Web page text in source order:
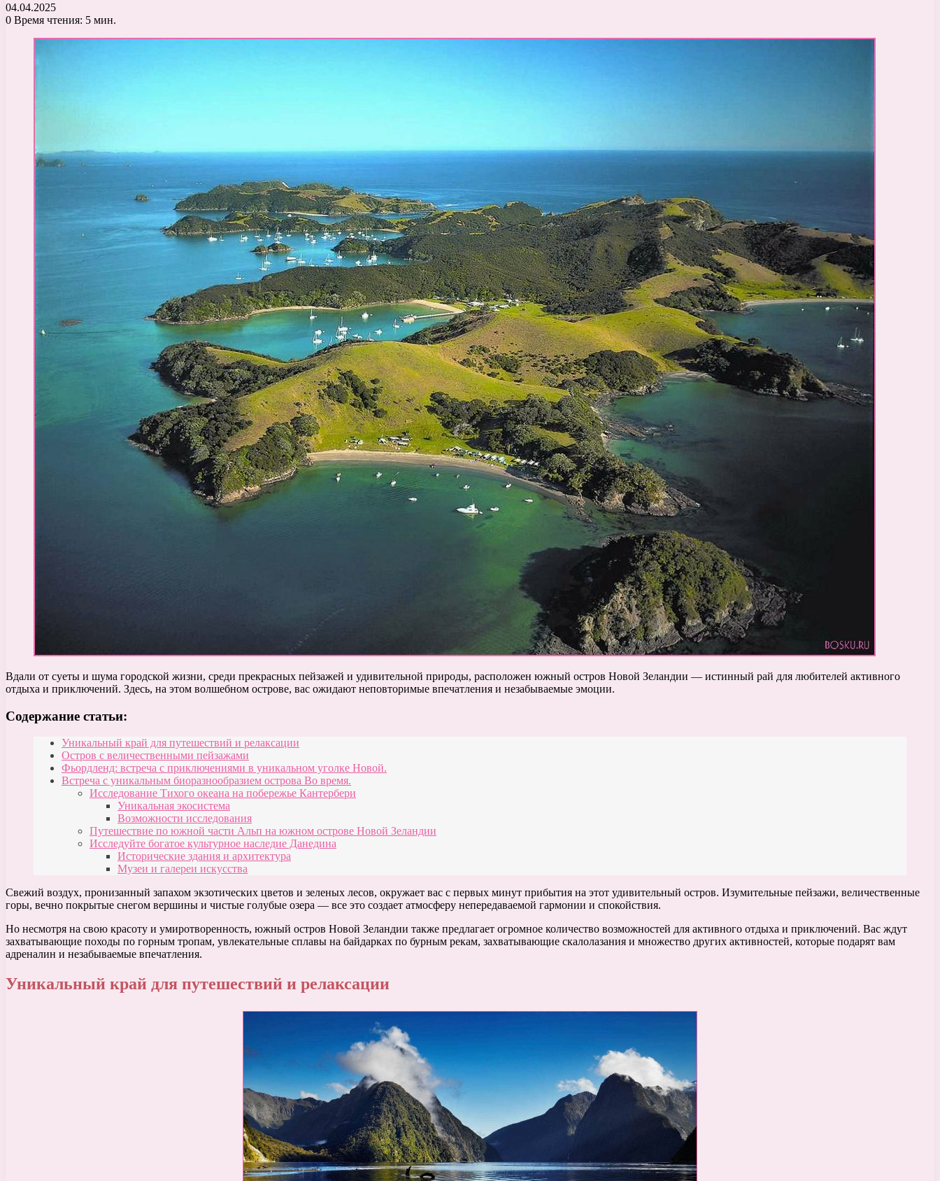
04.04.2025
0 Время чтения: 5 мин.
Вдали от суеты и шума городской жизни, среди прекрасных пейзажей и удивительной природы, расположен южный остров Новой Зеландии — истинный рай для любителей активного
отдыха и приключений. Здесь, на этом волшебном острове, вас ожидают неповторимые впечатления и незабываемые эмоции.
Содержание статьи:
Уникальный край для путешествий и релаксации
Остров с величественными пейзажами
Фьордленд: встреча с приключениями в уникальном уголке Новой.
Встреча с уникальным биоразнообразием острова Во время.
Исследование Тихого океана на побережье Кантербери
Уникальная экосистема
Возможности исследования
Путешествие по южной части Альп на южном острове Новой Зеландии
Исследуйте богатое культурное наследие Данедина
Исторические здания и архитектура
Музеи и галереи искусства
Свежий воздух, пронизанный запахом экзотических цветов и зеленых лесов, окружает вас с первых минут прибытия на этот удивительный остров. Изумительные пейзажи, величественные
горы, вечно покрытые снегом вершины и чистые голубые озера — все это создает атмосферу непередаваемой гармонии и спокойствия.
Но несмотря на свою красоту и умиротворенность, южный остров Новой Зеландии также предлагает огромное количество возможностей для активного отдыха и приключений. Вас ждут
захватывающие походы по горным тропам, увлекательные сплавы на байдарках по бурным рекам, захватывающие скалолазания и множество других активностей, которые подарят вам
адреналин и незабываемые впечатления.
Уникальный край для путешествий и релаксации